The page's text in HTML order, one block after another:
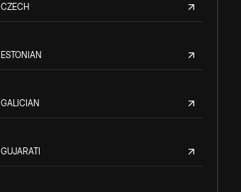
CZECH
ESTONIAN
GALICIAN
GUJARATI